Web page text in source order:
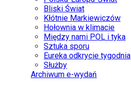
Bliski Świat
Kłótnie Markiewiczów
Hołownia w klimacie
Między nami POL i tyka
Sztuka sporu
Eureka odkrycie tygodnia
Służby
Archiwum e-wydań